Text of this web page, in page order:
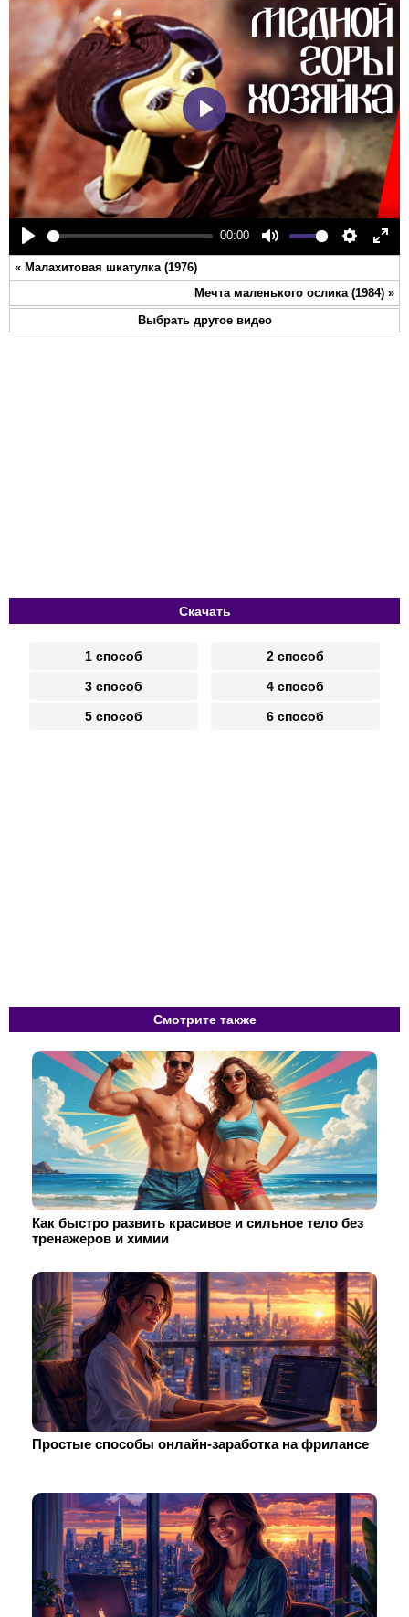
Play
00:00
Mute Settings
Play
« Малахитовая шкатулка (1976)
Мечта маленького ослика (1984) »
Выбрать другое видео
Скачать
1 способ 2 способ
3 способ 4 способ
5 способ 6 способ
Смотрите также
Как быстро развить красивое и сильное тело без
тренажеров и химии
Простые способы онлайн-заработка на фрилансе